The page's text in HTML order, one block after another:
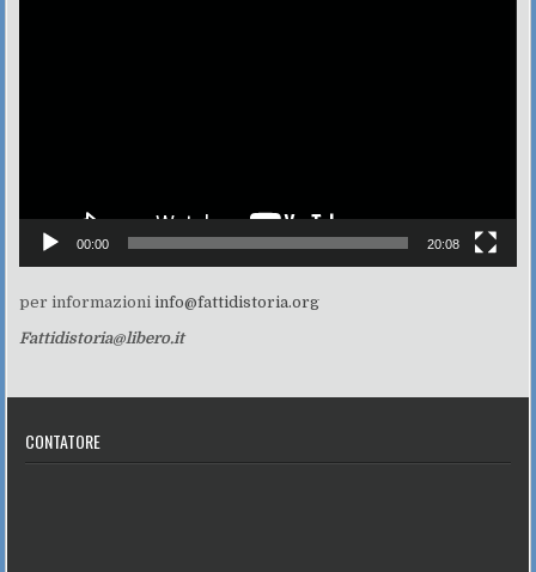
00:00 20:08
per informazioniinfo@fattidistoria.org
Fattidistoria@libero.it
CONTATORE